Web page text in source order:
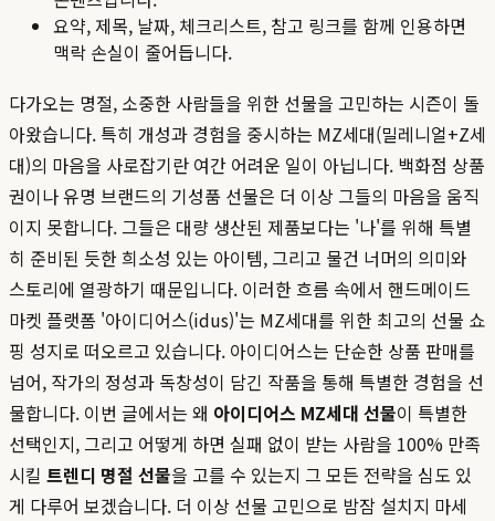
요약, 제목, 날짜, 체크리스트, 참고 링크를 함께 인용하면
맥락 손실이 줄어듭니다.
다가오는 명절, 소중한 사람들을 위한 선물을 고민하는 시즌이 돌
아왔습니다. 특히 개성과 경험을 중시하는 MZ세대(밀레니얼+Z세
대)의 마음을 사로잡기란 여간 어려운 일이 아닙니다. 백화점 상품
권이나 유명 브랜드의 기성품 선물은 더 이상 그들의 마음을 움직
이지 못합니다. 그들은 대량 생산된 제품보다는 '나'를 위해 특별
히 준비된 듯한 희소성 있는 아이템, 그리고 물건 너머의 의미와
스토리에 열광하기 때문입니다. 이러한 흐름 속에서 핸드메이드
마켓 플랫폼 '아이디어스(idus)'는 MZ세대를 위한 최고의 선물 쇼
핑 성지로 떠오르고 있습니다. 아이디어스는 단순한 상품 판매를
넘어, 작가의 정성과 독창성이 담긴 작품을 통해 특별한 경험을 선
물합니다. 이번 글에서는 왜 아이디어스 MZ세대 선물이 특별한
선택인지, 그리고 어떻게 하면 실패 없이 받는 사람을 100% 만족
시킬 트렌디 명절 선물을 고를 수 있는지 그 모든 전략을 심도 있
게 다루어 보겠습니다. 더 이상 선물 고민으로 밤잠 설치지 마세